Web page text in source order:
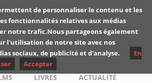
critiques de
Yuyine
LIVRES ACTUALITÉ
de personnaliser le contenu et les
fonctionnalités relatives aux médias
notre trafic.Nous partageons également
l'utilisation de notre site avec nos
sociaux, de publicité et d'analyse.
En
Accepter